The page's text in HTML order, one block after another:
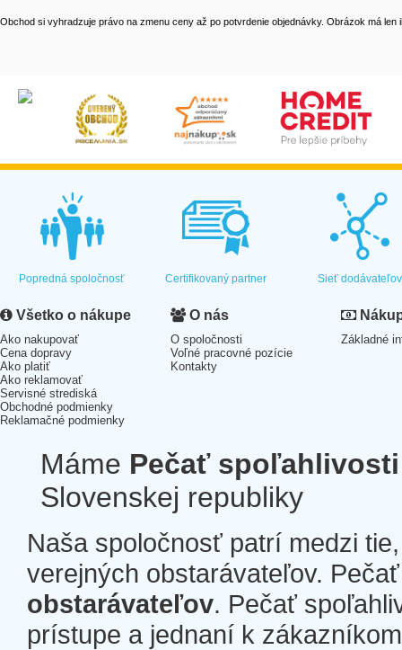
Obchod si vyhradzuje právo na zmenu ceny až po potvrdenie objednávky. Obrázok má len
Popredná spoločnosť Certifikovaný partner Sieť dodávateľov
Všetko o nákupe
Ako nakupovať
Cena dopravy
Ako platiť
Ako reklamovať
Servisné strediská
Obchodné podmienky
Reklamačné podmienky
O nás
O spoločnosti
Voľné pracovné pozície
Kontakty
Základné
Máme Pečať spoľahlivosti
Slovenskej republiky
Naša spoločnosť patrí medzi
verejných obstarávateľov.
obstarávateľov. Pečať
prístupe a jednaní k